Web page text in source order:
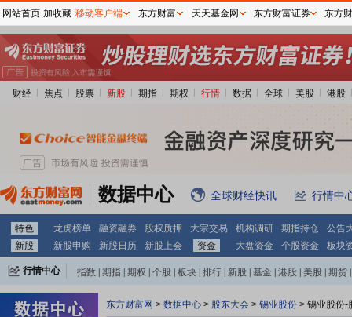
财经 焦点 股票 新股 期指 期权 行情 数据 全球 美股 港股
数据中心 全球财经快讯 行情中
特色 龙虎榜单 融资融券 股权质押 大宗交易 机构调研 期指持仓
公告
新股
新股申购 新股日历 新股上会 资金 大盘资金 个股资金 板块
行情中心 指数 期指 期权 个股 板块 排行 新股 基金 港股 美股 期货
东方财富网 > 数据中心 > 股东大会 > 锡业股份 > 锡业股份-
网站首页 加收藏 移动客户端 东方财富 天天基金网 东方财富证券 东方